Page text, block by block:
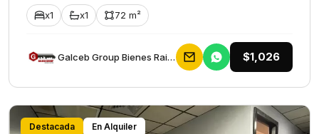
x1 x1 72 m²
Galceb Group Bienes Raices $1,026
Destacada En Alquiler